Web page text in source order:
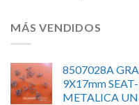
MÁS VENDIDOS
8507028A
9X17mm
METALICA